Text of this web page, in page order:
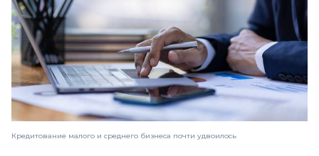
Кредитование малого и среднего бизнеса почти удвоилось